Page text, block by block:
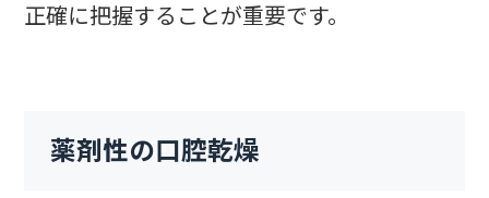
正確に把握することが重要です。
薬剤性の口腔乾燥